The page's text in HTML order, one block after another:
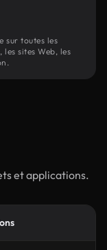
sur toutes les
sites Web, les
et applications.